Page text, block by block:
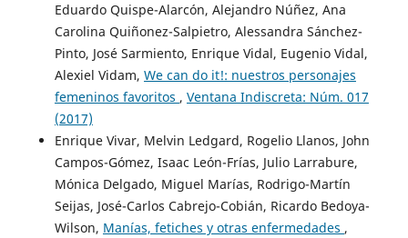
Eduardo Quispe-Alarcón, Alejandro Núñez, Ana
Carolina Quiñonez-Salpietro, Alessandra Sánchez-
Pinto, José Sarmiento, Enrique Vidal, Eugenio Vidal,
Alexiel Vidam, We can do it!: nuestros personajes
femeninos favoritos , Ventana Indiscreta: Núm. 017
(2017)
Enrique Vivar, Melvin Ledgard, Rogelio Llanos, John
Campos-Gómez, Isaac León-Frías, Julio Larrabure,
Mónica Delgado, Miguel Marías, Rodrigo-Martín
Seijas, José-Carlos Cabrejo-Cobián, Ricardo Bedoya-
Wilson, Manías, fetiches y otras enfermedades ,